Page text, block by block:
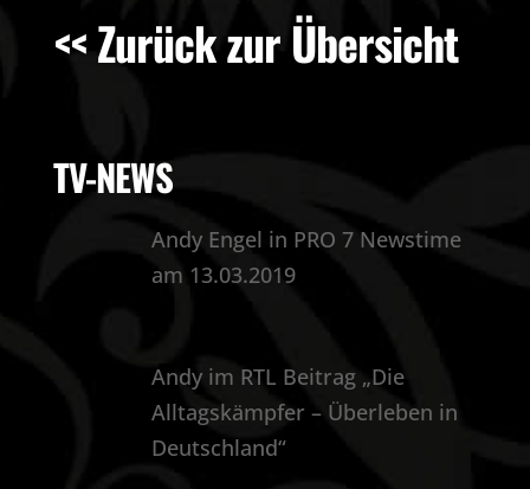
<< Zurück zur Übersicht
TV-NEWS
Andy Engel in PRO 7 Newstime
am 13.03.2019
Andy im RTL Beitrag „Die
Alltagskämpfer – Überleben in
Deutschland“